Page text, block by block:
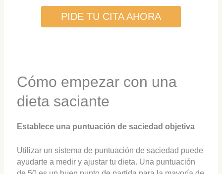
PIDE TU CITA AHORA
Cómo empezar con una
dieta saciante
Establece una puntuación de saciedad objetiva
Utilizar un sistema de puntuación de saciedad puede
ayudarte a medir y ajustar tu dieta. Una puntuación